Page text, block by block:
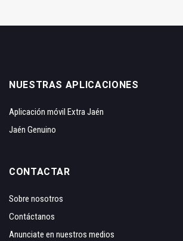
NUESTRAS APLICACIONES
Aplicación móvil Extra Jaén
Jaén Genuino
CONTACTAR
Sobre nosotros
Contáctanos
Anunciate en nuestros medios